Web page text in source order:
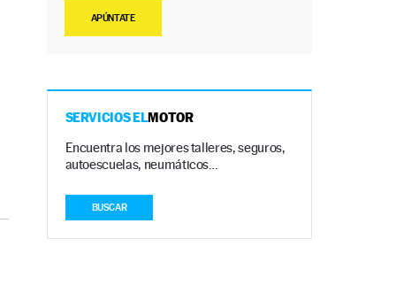
APÚNTATE
SERVICIOS ELMOTOR
Encuentra los mejores talleres, seguros,
autoescuelas, neumáticos…
BUSCAR